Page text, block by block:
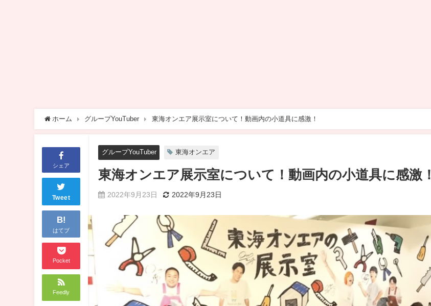
ホーム グループYouTuber 東海オンエア展示室について！動画内の小道具に感激！
シェア
Tweet
B!
はてブ
Pocket
Feedly
グループYouTuber 東海オンエア
東海オンエア展示室について！動画内の小道具に感激！
2022年9月23日 2022年9月23日